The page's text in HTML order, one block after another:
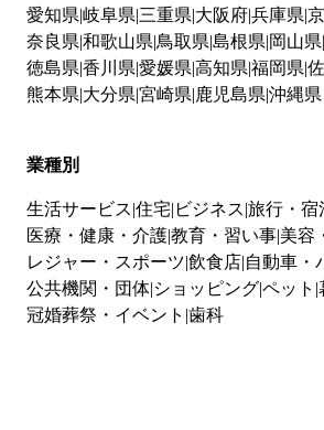
愛知県 岐阜県 三重県 大阪府兵庫県
奈良県 和歌山県 鳥取県 島根県 岡山県
徳島県 香川県 愛媛県 高知県 福岡県
熊本県 大分県 宮崎県 鹿児島県 沖縄県
業種別
生活サービス 住宅 ビジネス 旅行・宿
医療・健康・介護教育・習い事 美容
レジャー・スポーツ 飲食店 自動車・
公共機関・団体 ショッピングペット
冠婚葬祭・イベント 歯科